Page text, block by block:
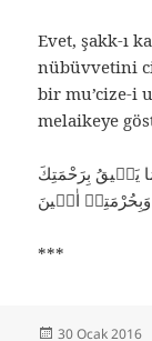
Evet, şakk-ı
nübüvvetini
bir mu’cize-i
melaikeye
يَلٖيقُ بِرَحْمَتِكَ
وَبِحُرْمَتِهٖ اٰمٖينَ
***
Yayın
30 Ocak 2016